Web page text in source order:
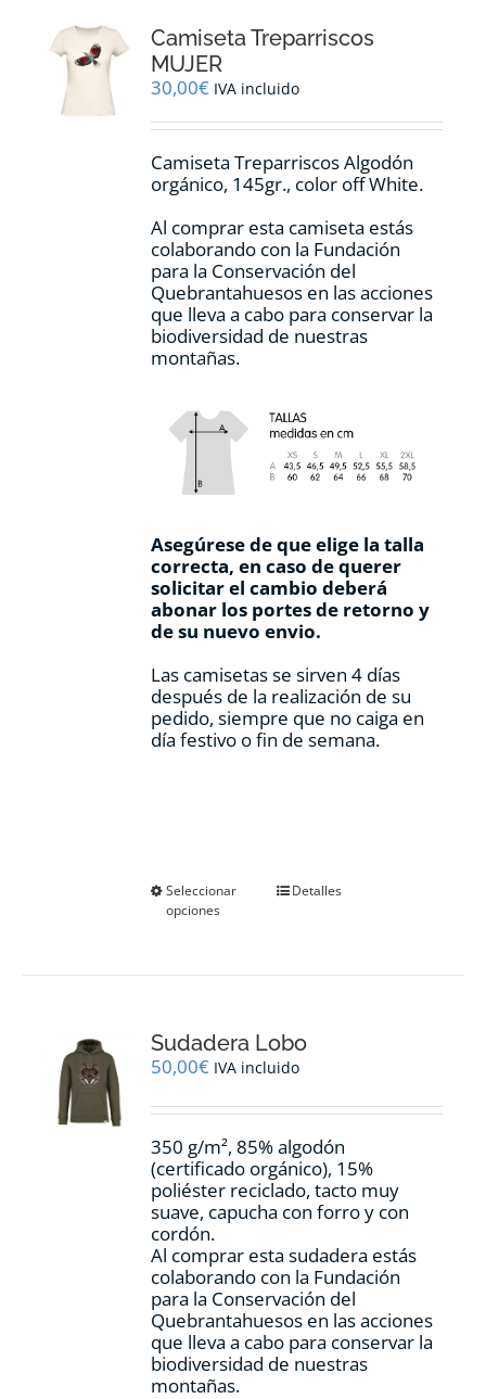
se
elegir
en
la
de
producto
Camiseta Treparriscos
MUJER
30,00€ IVA incluido
Camiseta Treparriscos Algodón
orgánico, 145gr., color off White.
Al comprar esta camiseta estás
colaborando con la Fundación
para la Conservación del
Quebrantahuesos en las acciones
que lleva a cabo para conservar la
biodiversidad de nuestras
montañas.
Asegúrese de que elige la talla
correcta, en caso de querer
solicitar el cambio deberá
abonar los portes de retorno y
de su nuevo envio.
Las camisetas se sirven 4 días
después de la realización de su
pedido, siempre que no caiga en
día festivo o fin de semana.
Seleccionar
opciones
Este
se
pueden
en
página
de
producto
Detalles
Sudadera Lobo
50,00€ IVA incluido
350 g/m², 85% algodón
(certificado orgánico), 15%
poliéster reciclado, tacto muy
suave, capucha con forro y con
cordón.
Al comprar esta sudadera estás
colaborando con la Fundación
para la Conservación del
Quebrantahuesos en las acciones
que lleva a cabo para conservar la
biodiversidad de nuestras
montañas.